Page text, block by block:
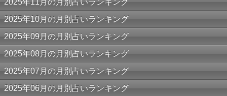
2025年10月の月別占いランキング
2025年09月の月別占いランキング
2025年08月の月別占いランキング
2025年07月の月別占いランキング
2025年06月の月別占いランキング